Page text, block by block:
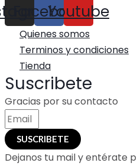
Facebook
Youtube
Quienes somos
Terminos y condiciones
Tienda
Suscribete
Gracias por su contacto
SUSCRIBETE
Dejanos tu mail y entérate